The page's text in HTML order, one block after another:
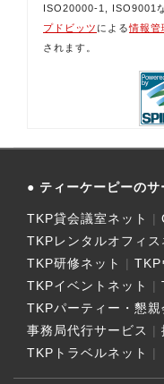
ISO20000-1, ISO9001
プドビッツ による情報管
されます。
ティーケーピーのサ
TKP貸会議室ネット
TKPレンタルオフィス
TKP研修ネット
TKP
TKPイベントネット
TKPパーティー・懇親
事務局代行サービス
TKPトラベルネット